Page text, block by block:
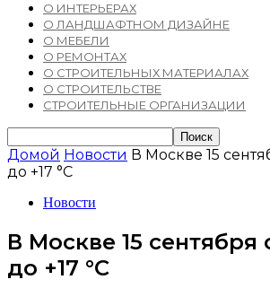
О ИНТЕРЬЕРАХ
О ЛАНДШАФТНОМ ДИЗАЙНЕ
О МЕБЕЛИ
О РЕМОНТАХ
О СТРОИТЕЛЬНЫХ МАТЕРИАЛАХ
О СТРОИТЕЛЬСТВЕ
СТРОИТЕЛЬНЫЕ ОРГАНИЗАЦИИ
Домой Новости В Москве 15
до +17 °С
Новости
В Москве 15 сентября
до +17 °С